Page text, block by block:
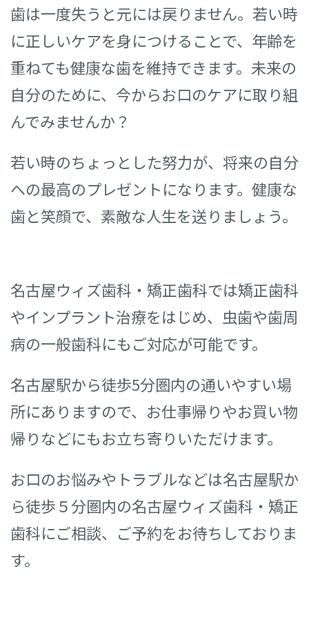
歯は一度失うと元には戻りません。若い時
に正しいケアを身につけることで、年齢を
重ねても健康な歯を維持できます。未来の
自分のために、今からお口のケアに取り組
んでみませんか？
若い時のちょっとした努力が、将来の自分
への最高のプレゼントになります。健康な
歯と笑顔で、素敵な人生を送りましょう。
名古屋ウィズ歯科・矯正歯科では矯正歯科
やインプラント治療をはじめ、虫歯や歯周
病の一般歯科にもご対応が可能です。
名古屋駅から徒歩5分圏内の通いやすい場
所にありますので、お仕事帰りやお買い物
帰りなどにもお立ち寄りいただけます。
お口のお悩みやトラブルなどは名古屋駅か
ら徒歩５分圏内の名古屋ウィズ歯科・矯正
歯科にご相談、ご予約をお待ちしておりま
す。